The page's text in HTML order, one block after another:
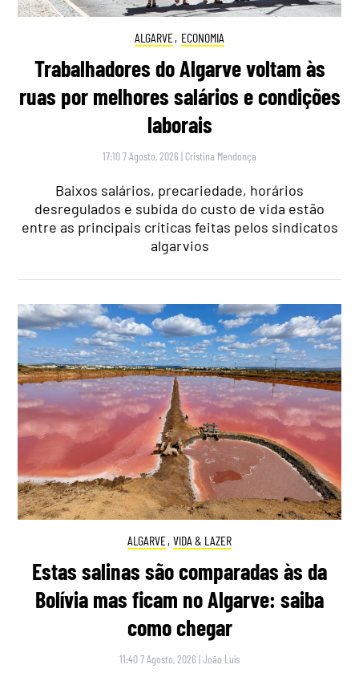
ALGARVE, ECONOMIA
Trabalhadores do Algarve voltam às
ruas por melhores salários e condições
laborais
17:10 7 Agosto, 2026 | Cristina Mendonça
Baixos salários, precariedade, horários
desregulados e subida do custo de vida estão
entre as principais críticas feitas pelos sindicatos
algarvios
ALGARVE, VIDA & LAZER
Estas salinas são comparadas às da
Bolívia mas ficam no Algarve: saiba
como chegar
11:40 7 Agosto, 2026 |João Luís